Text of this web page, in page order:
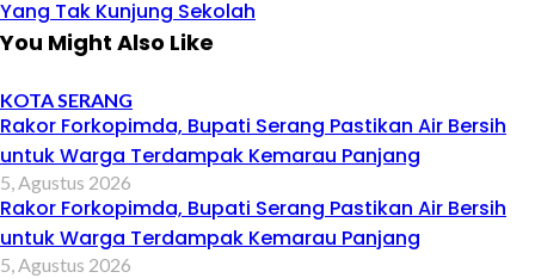
Yang Tak Kunjung Sekolah
You Might Also Like
KOTA SERANG
Rakor Forkopimda, Bupati Serang Pastikan Air Bersih
untuk Warga Terdampak Kemarau Panjang
5, Agustus 2026
Rakor Forkopimda, Bupati Serang Pastikan Air Bersih
untuk Warga Terdampak Kemarau Panjang
5, Agustus 2026